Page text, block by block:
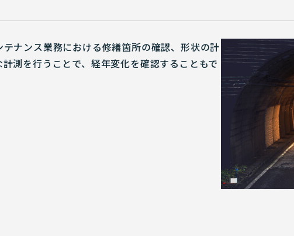
ナンス業務における修繕箇所の確認、形状の計
測を行うことで、経年変化を確認することもで